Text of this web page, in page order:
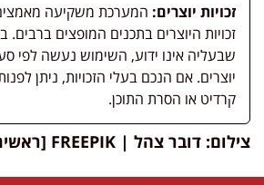
זכויות יוצרים: המערכת משקיעה
זכויות היוצרים בתכנים המופצים ברבים.
יוצרים. אם הנכם בעלי הזכויות, ניתן
קרדיט או הסרת התוכן.
צילום: דובר צהל | FREEPIK [ראשית]